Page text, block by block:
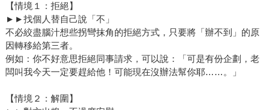
【情境１：拒絕】
►►找個人替自己說「不」
不必絞盡腦汁想些拐彎抹角的拒絕方式，只要將「辦不到」的原
因轉移給第三者。
例如：你不好意思拒絕同事請求，可以說：「可是有份企劃，老
闆叫我今天一定要趕給他！可能現在沒辦法幫你耶……。」
【情境２：解圍】